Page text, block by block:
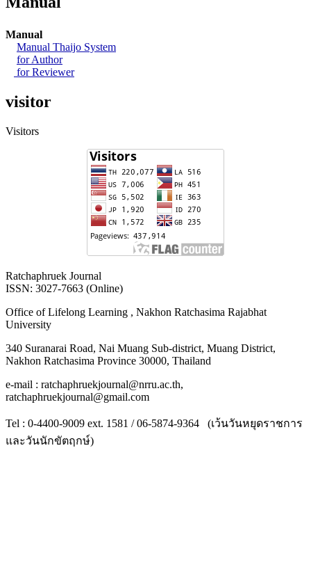
Manual
Manual Thaijo System
for Author
for Reviewer
visitor
Visitors
Ratchaphruek Journal
ISSN: 3027-7663 (Online)
Office of Lifelong Learning , Nakhon Ratchasima Rajabhat
University
340 Suranarai Road, Nai Muang Sub-district, Muang District,
Nakhon Ratchasima Province 30000, Thailand
e-mail : ratchaphruekjournal@nrru.ac.th,
ratchaphruekjournal@gmail.com
Tel : 0-4400-9009 ext. 1581 / 06-5874-9364 (เว้นวันหยุดราชการ
และวันนักขัตฤกษ์)